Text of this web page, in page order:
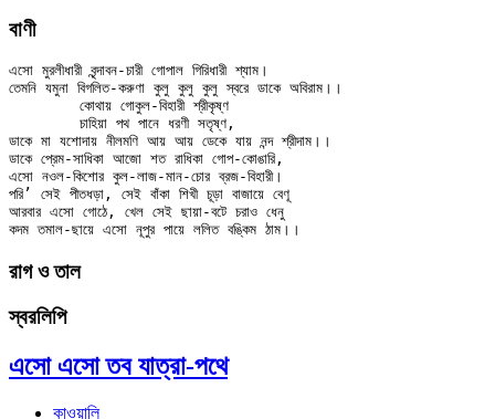
বাণী
এসো মুরলীধারী বৃন্দাবন-চারী গোপাল গিরিধারী শ্যাম।
তেমনি যমুনা বিগলিত-করুণা কুলু কুলু কুলু স্বরে ডাকে অবিরাম।।
ডাকে মা যশোদায় নীলমণি আয় আয় ডেকে যায় নন্দ শ্রীদাম।।
ডাকে প্রেম-সাধিকা আজো শত রাধিকা গোপ-কোঙারি,
এসো নওল-কিশোর কুল-লাজ-মান-চোর ব্রজ-বিহারী।
পরি’ সেই পীতধড়া, সেই বাঁকা শিখী চূড়া বাজায়ে বেণূ
আরবার এসো গোঠে, খেল সেই ছায়া-বটে চরাও ধেনু
রাগ ও তাল
স্বরলিপি
এসো এসো তব যাত্রা-পথে
কাওয়ালি